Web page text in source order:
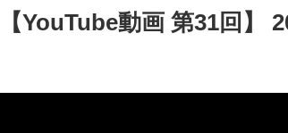
【YouTube動画 第31回】